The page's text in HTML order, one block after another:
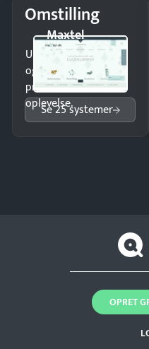
Omstilling
Maxtel
Undgå tabte opkald
og giv kunderne en
professionel
oplevelse.
Se 25 systemer
OPRET